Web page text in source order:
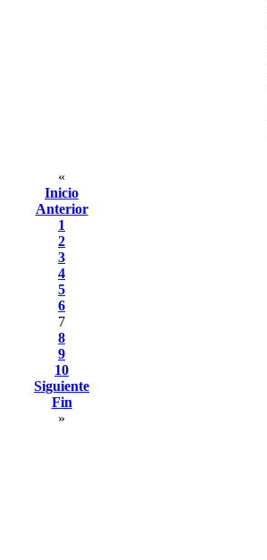
«
Inicio
Anterior
1
2
3
4
5
6
7
8
9
10
Siguiente
Fin
»